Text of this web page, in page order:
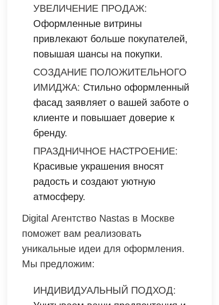
УВЕЛИЧЕНИЕ ПРОДАЖ:
Оформленные витрины
привлекают больше покупателей,
повышая шансы на покупки.
СОЗДАНИЕ ПОЛОЖИТЕЛЬНОГО
ИМИДЖА: Стильно оформленный
фасад заявляет о вашей заботе о
клиенте и повышает доверие к
бренду.
ПРАЗДНИЧНОЕ НАСТРОЕНИЕ:
Красивые украшения вносят
радость и создают уютную
атмосферу.
Digital Агентство Nastas в Москве
поможет вам реализовать
уникальные идеи для оформления.
Мы предложим:
ИНДИВИДУАЛЬНЫЙ ПОДХОД: